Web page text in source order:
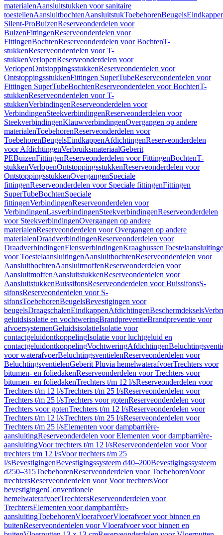
materialenAansluitstukken voor sanitaire
toestellenAansluitbochtenAansluitstukToebehorenBeugels
Silent-ProBuizenReserveonderdelen voor
BuizenFittingenReserveonderdelen voor
FittingenBochtenReserveonderdelen voor BochtenT-
stukkenReserveonderdelen voor T-
stukkenVerlopenReserveonderdelen voor
VerlopenOntstoppingsstukkenReserveonderdelen voor
OntstoppingsstukkenFittingen SuperTubeReserveonderdelen voor
Fittingen SuperTubeBochtenReserveonderdelen voor BochtenT-
stukkenReserveonderdelen voor T-
stukkenVerbindingenReserveonderdelen voor
VerbindingenSteekverbindingenReserveonderdelen voor
SteekverbindingenKlauwverbindingenOvergangen op andere
materialenToebehorenReserveonderdelen voor
ToebehorenBeugelsEindkappenAfdichtingenReserveonderdelen
voor AfdichtingenVerbruiksmateriaalGeberit
PEBuizenFittingenReserveonderdelen voor FittingenBochtenT-
stukkenVerlopenOntstoppingsstukkenReserveonderdelen voor
OntstoppingsstukkenOvergangenSpeciale
fittingenReserveonderdelen voor Speciale fittingenFittingen
SuperTubeBochtenSpeciale
fittingenVerbindingenReserveonderdelen voor
VerbindingenLasverbindingenSteekverbindingenReserveonderdelen
voor SteekverbindingenOvergangen op andere
materialenReserveonderdelen voor Overgangen op andere
materialenDraadverbindingenReserveonderdelen voor
DraadverbindingenFlensverbindingenKraagbussen
voor ToestelaansluitingenAansluitbochtenReserveonderdelen voor
AansluitbochtenAansluitmoffenReserveonderdelen voor
AansluitmoffenAansluitstukkenReserveonderdelen voor
AansluitstukkenBuissifonsReserveonderdelen voor BuissifonsS-
sifonsReserveonderdelen voor S-
sifonsToebehorenBeugelsBevestigingen voor
beugelsDraagschalenEindkappenAfdichtingenBeschermdeksels
geluidsisolatie en vochtweringBrandpreventieBrandpreventie voor
afvoersystemenGeluidsisolatieIsolatie voor
contactgeluidontkoppelingIsolatie voor luchtgeluid en
contactgeluidontkoppelingVochtweringAfdichtingen
voor waterafvoerBeluchtingsventielenReserveonderdelen voor
BeluchtingsventielenGeberit Pluvia hemelwaterafvoerTrechters voor
bitumen- en foliedakenReserveonderdelen voor Trechters voor
bitumen- en foliedakenTrechters t/m 12 l/sReserveonderdelen voor
Trechters t/m 12 l/sTrechters t/m 25 l/sReserveonderdelen voor
Trechters t/m 25 l/sTrechters voor gotenReserveonderdelen voor
Trechters voor gotenTrechters t/m 12 l/sReserveonderdelen voor
Trechters t/m 12 l/sTrechters t/m 25 l/sReserveonderdelen voor
Trechters t/m 25 l/sElementen voor dampbarrière-
aansluitingReserveonderdelen voor Elementen voor dampbarrière-
aansluitingVoor trechters t/m 12 l/sReserveonderdelen voor Voor
trechters t/m 12 l/sVoor trechters t/m 25
l/sBevestigingenBevestigingssysteem d40–200Bevestigingssysteem
d250–315ToebehorenReserveonderdelen voor ToebehorenVoor
trechtersReserveonderdelen voor Voor trechtersVoor
bevestigingenConventionele
hemelwaterafvoerTrechtersReserveonderdelen voor
TrechtersElementen voor dampbarrière-
aansluitingToebehorenVloerafvoerVloerafvoer voor binnen en
buitenReserveonderdelen voor Vloerafvoer voor binnen en